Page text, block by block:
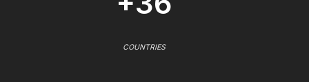
COUNTRIES